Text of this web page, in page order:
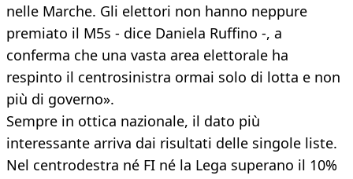
nelle Marche. Gli elettori non hanno neppure
premiato il M5s - dice Daniela Ruffino -, a
conferma che una vasta area elettorale ha
respinto il centrosinistra ormai solo di lotta e non
più di governo».
Sempre in ottica nazionale, il dato più
interessante arriva dai risultati delle singole liste.
Nel centrodestra né FI né la Lega superano il 10%